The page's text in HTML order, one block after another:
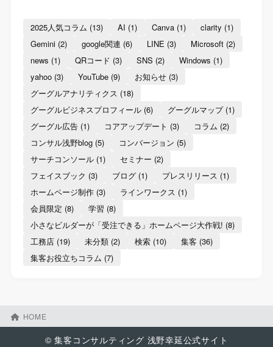
2025人気コラム (13) AI (1) Canva(1) clarity (1)
Gemini(2) google関連 (6) LINE (3) Microsoft(2)
news (1) QRコード (3) SNS (2) Windows (1)
yahoo(3) YouTube(9) お知らせ(3)
グーグルアナリティクス (18)
グーグルビジネスプロフィール(6) グーグルマップ(1)
グーグル広告(1) コアアップデート (3) コラム (2)
コンサル浅野blog(5) コンバージョン (5)
サーチコンソール(1) セミナー (2)
フェイスブック (3) ブログ(1) プレスリリース (1)
ホームページ制作(3) ラインワークス (1)
会員限定 (8) 学習 (8)
小さなビルダーが「受注できる」ホームページ大作戦! (8)
工務店(19) 未分類(2) 検索(10) 集客 (36)
集客お役立ちコラム (7)
HOME
© 集客コンサルティング 浅野幸延公式サイト